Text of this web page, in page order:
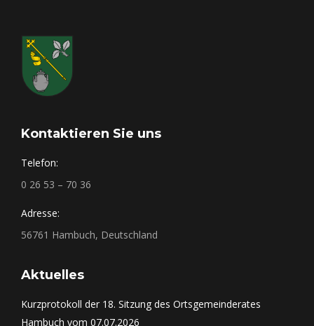
Kontaktieren Sie uns
Telefon:
0 26 53 – 70 36
Adresse:
56761 Hambuch, Deutschland
Aktuelles
Kurzprotokoll der 18. Sitzung des Ortsgemeinderates
Hambuch vom 07.07.2026